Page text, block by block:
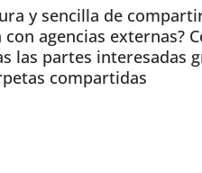
y sencilla de
agencias externas?
las partes interesadas
compartidas